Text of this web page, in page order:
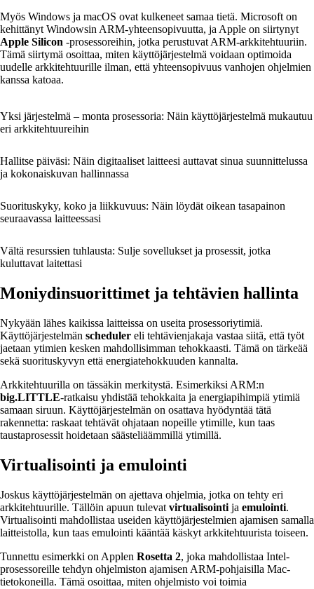
Myös Windows ja macOS ovat kulkeneet samaa tietä. Microsoft on
kehittänyt Windowsin ARM-yhteensopivuutta, ja Apple on siirtynyt
Apple Silicon -prosessoreihin, jotka perustuvat ARM-arkkitehtuuriin.
Tämä siirtymä osoittaa, miten käyttöjärjestelmä voidaan optimoida
uudelle arkkitehtuurille ilman, että yhteensopivuus vanhojen ohjelmien
kanssa katoaa.
Yksi järjestelmä – monta prosessoria: Näin käyttöjärjestelmä mukautuu
eri arkkitehtuureihin
Hallitse päiväsi: Näin digitaaliset laitteesi auttavat sinua suunnittelussa
ja kokonaiskuvan hallinnassa
Suorituskyky, koko ja liikkuvuus: Näin löydät oikean tasapainon
seuraavassa laitteessasi
Vältä resurssien tuhlausta: Sulje sovellukset ja prosessit, jotka
kuluttavat laitettasi
Moniydinsuorittimet ja tehtävien hallinta
Nykyään lähes kaikissa laitteissa on useita prosessoriytimiä.
Käyttöjärjestelmän scheduler eli tehtävienjakaja vastaa siitä, että työt
jaetaan ytimien kesken mahdollisimman tehokkaasti. Tämä on tärkeää
sekä suorituskyvyn että energiatehokkuuden kannalta.
Arkkitehtuurilla on tässäkin merkitystä. Esimerkiksi ARM:n
big.LITTLE-ratkaisu yhdistää tehokkaita ja energiapihimpiä ytimiä
samaan siruun. Käyttöjärjestelmän on osattava hyödyntää tätä
rakennetta: raskaat tehtävät ohjataan nopeille ytimille, kun taas
taustaprosessit hoidetaan säästeliäämmillä ytimillä.
Virtualisointi ja emulointi
Joskus käyttöjärjestelmän on ajettava ohjelmia, jotka on tehty eri
arkkitehtuurille. Tällöin apuun tulevat virtualisointi ja emulointi.
Virtualisointi mahdollistaa useiden käyttöjärjestelmien ajamisen samalla
laitteistolla, kun taas emulointi kääntää käskyt arkkitehtuurista toiseen.
Tunnettu esimerkki on Applen Rosetta 2, joka mahdollistaa Intel-
prosessoreille tehdyn ohjelmiston ajamisen ARM-pohjaisilla Mac-
tietokoneilla. Tämä osoittaa, miten ohjelmisto voi toimia